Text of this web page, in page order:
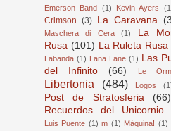
Emerson Band (1) Kevin Ayers
Crimson (3) La Caravana
Maschera di Cera
(1)
La
Rusa (101) La Ruleta Rusa
Labanda (1) Lana Lane (1) Las
del Infinito
(66) Le
Libertonia (484) Logos
Post de Stratosferia
(66)
Recuerdos del Unicornio
Luis Puente (1) m (1) Máquina! (1)